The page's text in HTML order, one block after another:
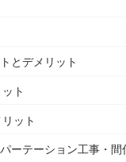
とデメリット
ト
ット
ーテーション工事・